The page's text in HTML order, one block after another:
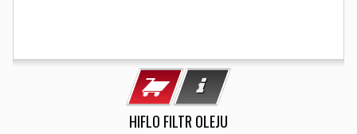
HIFLO FILTR OLEJU